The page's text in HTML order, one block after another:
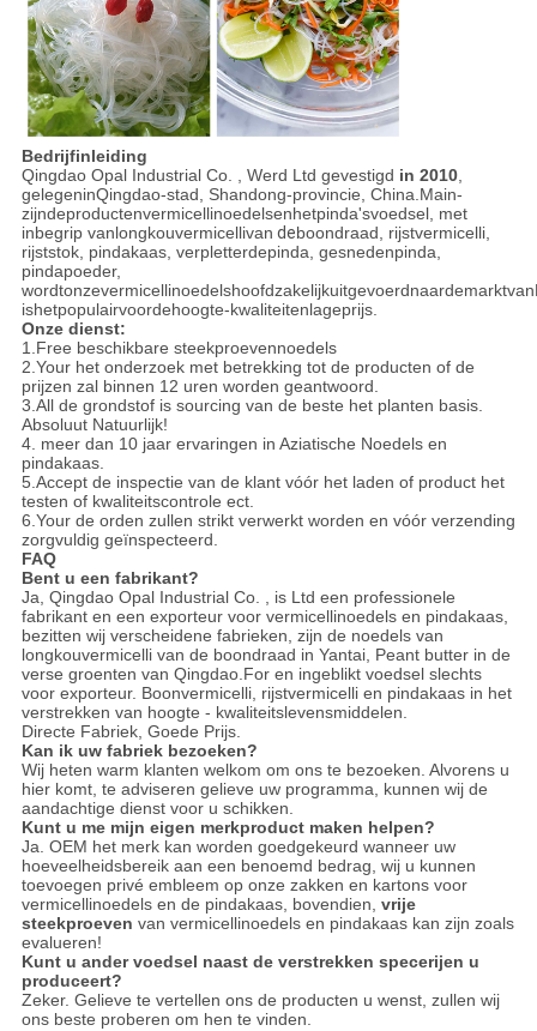
Bedrijfinleiding
Qingdao Opal Industrial Co. , Werd Ltd gevestigd in 2010,
gelegeninQingdao-stad, Shandong-provincie, China.Main-
zijndeproductenvermicellinoedelsenhetpinda'svoedsel, met
inbegrip vanlongkouvermicellivan deboondraad, rijstvermicelli,
rijststok, pindakaas, verpletterdepinda, gesnedenpinda,
pindapoeder,
ishetpopulairvoordehoogte-kwaliteitenlageprijs.
Onze dienst:
1.Free beschikbare steekproevennoedels
2.Your het onderzoek met betrekking tot de producten of de
prijzen zal binnen 12 uren worden geantwoord.
3.All de grondstof is sourcing van de beste het planten basis.
Absoluut Natuurlijk!
4. meer dan 10 jaar ervaringen in Aziatische Noedels en
pindakaas.
5.Accept de inspectie van de klant vóór het laden of product het
testen of kwaliteitscontrole ect.
6.Your de orden zullen strikt verwerkt worden en vóór verzending
zorgvuldig geïnspecteerd.
FAQ
Bent u een fabrikant?
Ja, Qingdao Opal Industrial Co. , is Ltd een professionele
fabrikant en een exporteur voor vermicellinoedels en pindakaas,
bezitten wij verscheidene fabrieken, zijn de noedels van
longkouvermicelli van de boondraad in Yantai, Peant butter in de
verse groenten van Qingdao.For en ingeblikt voedsel slechts
voor exporteur. Boonvermicelli, rijstvermicelli en pindakaas in het
verstrekken van hoogte - kwaliteitslevensmiddelen.
Directe Fabriek, Goede Prijs.
Kan ik uw fabriek bezoeken?
Wij heten warm klanten welkom om ons te bezoeken. Alvorens u
hier komt, te adviseren gelieve uw programma, kunnen wij de
aandachtige dienst voor u schikken.
Kunt u me mijn eigen merkproduct maken helpen?
Ja. OEM het merk kan worden goedgekeurd wanneer uw
hoeveelheidsbereik aan een benoemd bedrag, wij u kunnen
toevoegen privé embleem op onze zakken en kartons voor
vermicellinoedels en de pindakaas, bovendien, vrije
steekproeven van vermicellinoedels en pindakaas kan zijn zoals
evalueren!
Kunt u ander voedsel naast de verstrekken specerijen u
produceert?
Zeker. Gelieve te vertellen ons de producten u wenst, zullen wij
ons beste proberen om hen te vinden.